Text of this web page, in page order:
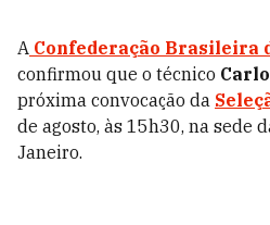
A Confederação Brasileira
confirmou que o técnico
próxima convocação da
de agosto, às 15h30, na sede
Janeiro.